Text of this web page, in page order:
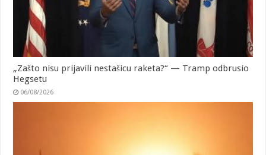
„Zašto nisu prijavili nestašicu raketa?“ — Tramp odbrusio
Hegsetu
06/08/2026